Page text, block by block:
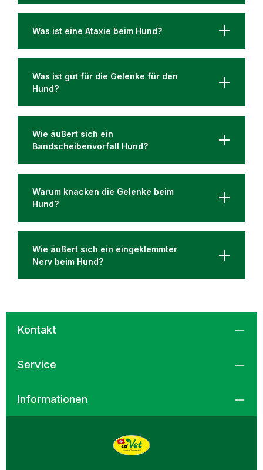
Was ist eine Ataxie beim Hund?
Was ist gut für die Gelenke für den
Hund?
Wie äußert sich ein
Bandscheibenvorfall Hund?
Warum knacken die Gelenke beim
Hund?
Wie äußert sich ein eingeklemmter
Nerv beim Hund?
Kontakt
Service
Informationen